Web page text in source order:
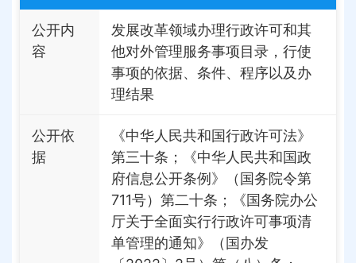
公开内
容
发展改革领域办理行政许可和其
他对外管理服务事项目录，行使
事项的依据、条件、程序以及办
理结果
公开依
据
《中华人民共和国行政许可法》
第三十条；《中华人民共和国政
府信息公开条例》（国务院令第
711号）第二十条；《国务院办公
厅关于全面实行行政许可事项清
单管理的通知》（国办发